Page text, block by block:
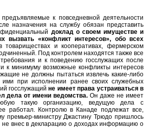
к повседневной деятельности
назначения на службу обязан представить
доклад о своем имуществе и
вызвать «конфликт интересов», обо всех
и кооперативах, фермерском
Под контролем находятся также все
и к поведению госслужащих после
к минимуму возможные конфликты интересов
не должны пытаться извлечь какие-либо
ими при исполнении ранее своих служебных
госслужащийне имеет права устраиваться в
дела от имени ведомства. Он даже не имеет
такую организацию, ведущую дела с
работал. Контролю в Канаде подлежат все,
премьер-министру Джастину Трюдо пришлось
внес в декларацию о доходах информацию о